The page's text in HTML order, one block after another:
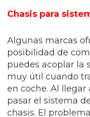
Chasis para
Algunas marcas
posibilidad de
puedes acoplar la
muy útil cuando
en coche. Al llegar
pasar el sistema
chasis. El